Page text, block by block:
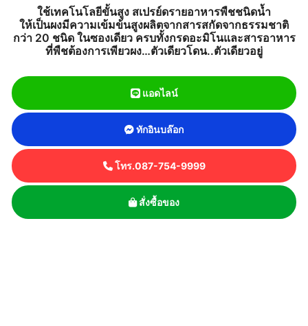
ใช้เทคโนโลยีขั้นสูง สเปรย์ดรายอาหารพืชชนิดน้ำ
ให้เป็นผงมีความเข้มข้นสูงผลิตจากสารสกัดจากธรรมชาติ
กว่า 20 ชนิด ในซองเดียว ครบทั้งกรดอะมิโนและสารอาหาร
ที่พืชต้องการเพียวผง…ตัวเดียวโดน..ตัวเดียวอยู่
แอดไลน์
ทักอินบล๊อก
โทร.087-754-9999
สั่งซื้อของ